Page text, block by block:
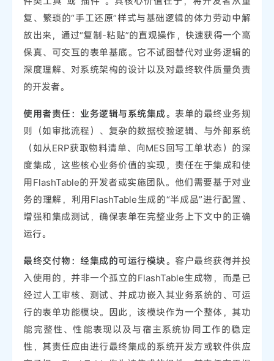
复、繁琐的“手工还原”样式与基础逻辑的体力劳动中解
放出来，通过“复制-粘贴”的直观操作，快速获得一个高
保真、可交互的表单基底。它不试图替代对业务逻辑的
深度理解、对系统架构的设计以及对最终软件质量负责
的开发者。
使用者责任：业务逻辑与系统集成。表单的最终业务规
则（如审批流程）、复杂的数据校验逻辑、与外部系统
（如从ERP获取物料清单、向MES回写工单状态）的深
度集成，这些核心业务价值的实现，责任在于集成和使
用FlashTable的开发者或实施团队。他们需要基于对业
务的理解，利用FlashTable生成的“半成品”进行配置、
增强和集成测试，确保表单在完整业务上下文中的正确
运行。
最终交付物：经集成的可运行模块。客户最终获得并投
入使用的，并非一个孤立的FlashTable生成物，而是已
经过人工审核、测试、并成功嵌入其业务系统的、可运
行的表单功能模块。因此，该模块作为一个整体，其功
能完整性、性能表现以及与宿主系统协同工作的稳定
性，其责任应由进行最终集成的系统开发方或软件供应